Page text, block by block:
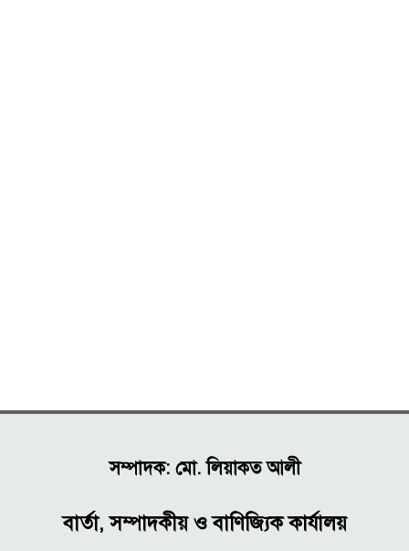
সম্পাদক: মো. লিয়াকত আলী
বার্তা, সম্পাদকীয় ও বাণিজ্যিক কার্যালয়